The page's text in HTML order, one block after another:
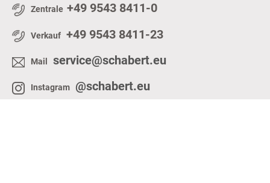
Zentrale +49 9543 8411-0
Verkauf +49 9543 8411-23
Mail service@schabert.eu
Instagram @schabert.eu